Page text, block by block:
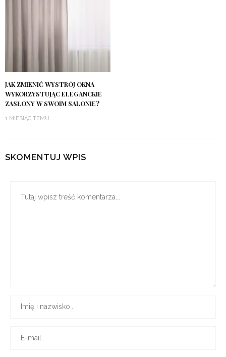
JAK ZMIENIĆ WYSTRÓJ OKNA
WYKORZYSTUJĄC ELEGANCKIE
ZASŁONY W SWOIM SALONIE?
1 MIESIĄC TEMU
SKOMENTUJ WPIS